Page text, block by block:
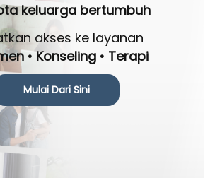
keluarga bertumbuh
akses ke layanan
• Konseling • Terapi
Mulai Dari Sini